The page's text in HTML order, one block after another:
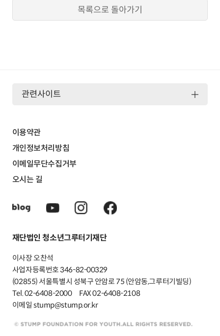
목록으로 돌아가기
이용약관
개인정보처리방침
이메일무단수집거부
오시는 길
재단법인 청소년그루터기재단
이사장 오찬석
사업자등록번호 346-82-00329
(02855) 서울특별시 성북구 안암로 75 (안암동,그루터기빌딩)
Tel. 02-6408-2000
FAX 02-6408-2108
이메일 stump@stump.or.kr
관련사이트